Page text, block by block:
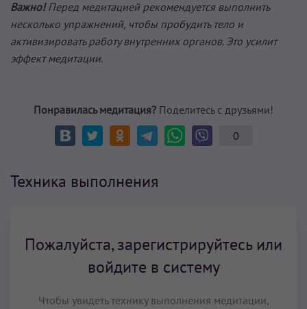
Важно!Перед медитацией рекомендуется выполнить
несколько упражнений, чтобы пробудить тело и
активизировать работу внутренних органов. Это усилит
эффект медитации.
Понравилась медитация? Поделитесь с друзьями!
0
Техника выполнения
Пожалуйста, зарегистрируйтесь или
войдите в систему
Чтобы увидеть технику выполнения медитации,